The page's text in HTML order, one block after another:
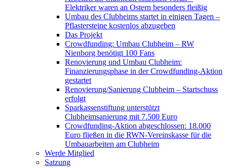
Elektriker waren an Ostern besonders fleißig
Umbau des Clubheims startet in einigen Tagen –
Pflastersteine kostenlos abzugeben
Das Projekt
Crowdfunding: Umbau Clubheim – RW
Nienborg benötigt 100 Fans
Renovierung und Umbau Clubheim:
Finanzierungsphase in der Crowdfunding-Aktion
gestartet
Renovierung/Sanierung Clubheim – Startschuss
erfolgt
Sparkassenstiftung unterstützt
Clubheimsanierung mit 7.500 Euro
Crowdfunding-Aktion abgeschlossen: 18.000
Euro fließen in die RWN-Vereinskasse für die
Umbauarbeiten am Clubheim
Werde Mitglied
Satzung